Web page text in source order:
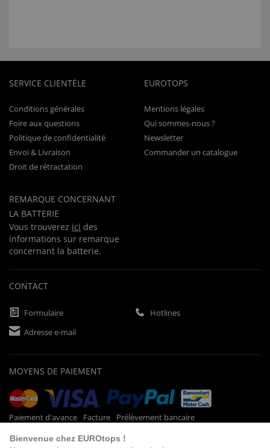
SERVICE CLIENTÈLE
Conditions générales
Foire aux questions
Politique de confidentialité
Envoi & Livraison
Droit de rétractation
REMARQUE CONCERNANT
LA BATTERIE
Vous trouverez ici des
informations sur remarque
concernant la batterie.
EUROTOPS
Mentions légales
Qui sommes-nous ?
Newsletter
Commander un catalogue
CONTACT
Formulaire
Hotlines
Adresse e-mail
MOYENS DE PAIEMENT
Paiement d'avance Facture Prélèvement bancaire
Bienvenue chez EUROtops !